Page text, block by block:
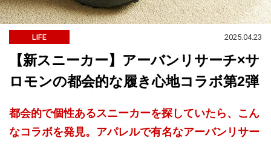
LIFE 2025.04.23
【新スニーカー】アーバンリサーチ×サ
ロモンの都会的な履き心地コラボ第2弾
都会的で個性あるスニーカーを探していたら、こん
なコラボを発見。アパレルで有名なアーバンリサー